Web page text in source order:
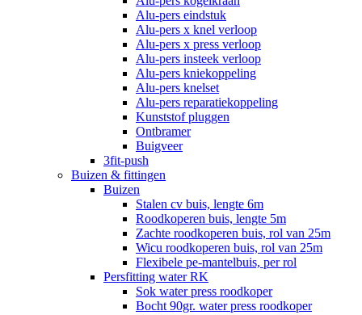
Alu-pers eindstuk
Alu-pers x knel verloop
Alu-pers x press verloop
Alu-pers insteek verloop
Alu-pers kniekoppeling
Alu-pers knelset
Alu-pers reparatiekoppeling
Kunststof pluggen
Ontbramer
Buigveer
3fit-push
Buizen & fittingen
Buizen
Stalen cv buis, lengte 6m
Roodkoperen buis, lengte 5m
Zachte roodkoperen buis, rol van 25m
Wicu roodkoperen buis, rol van 25m
Flexibele pe-mantelbuis, per rol
Persfitting water RK
Sok water press roodkoper
Bocht 90gr. water press roodkoper